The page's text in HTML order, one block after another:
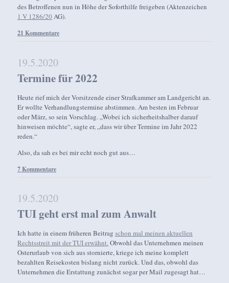
des Betroffenen nun in Höhe der Soforthilfe freigeben (Aktenzeichen
1 V 1286/20 AG).
21 Kommentare
19.5.2020
Termine für 2022
Heute rief mich der Vorsitzende einer Strafkammer am Landgericht an.
Er wollte Verhandlungstermine abstimmen. Am besten im Februar
oder März, so sein Vorschlag. „Wobei ich sicherheitshalber darauf
hinweisen möchte“, sagte er, „dass wir über Termine im Jahr 2022
reden.“
Also, da sah es bei mir echt noch gut aus…
7 Kommentare
19.5.2020
TUI geht erst mal zum Anwalt
Ich hatte in einem früheren Beitragschon mal meinen aktuellen
Rechtsstreit mit der TUI erwähnt.Obwohl das Unternehmen meinen
Osterurlaub von sich aus stornierte, kriege ich meine komplett
bezahlten Reisekosten bislang nicht zurück. Und das, obwohl das
Unternehmen die Erstattung zunächst sogar per Mail zugesagt hat…